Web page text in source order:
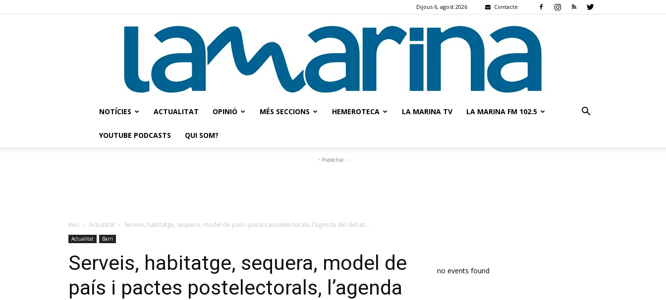
Dijous 6, agost 2026 Contacte
NOTÍCIES ACTUALITAT OPINIÓ MÉS SECCIONS HEMEROTECA LA MARINA TV LA MARINA FM 102.5
YOUTUBE PODCASTS QUI SOM?
- Publicitat -
Inici Actualitat Serveis, habitatge, sequera, model de país i pactes postelectorals, l’agenda del debat...
Actualitat Barri
Serveis, habitatge, sequera, model de
país i pactes postelectorals, l’agenda
no events found